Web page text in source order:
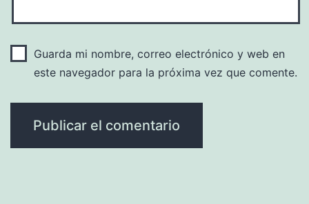
Guarda mi nombre, correo electrónico y web en
este navegador para la próxima vez que comente.